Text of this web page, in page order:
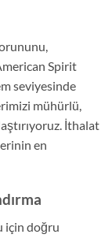
Spirit
seviyesinde
mühürlü,
İthalat
en
için doğru